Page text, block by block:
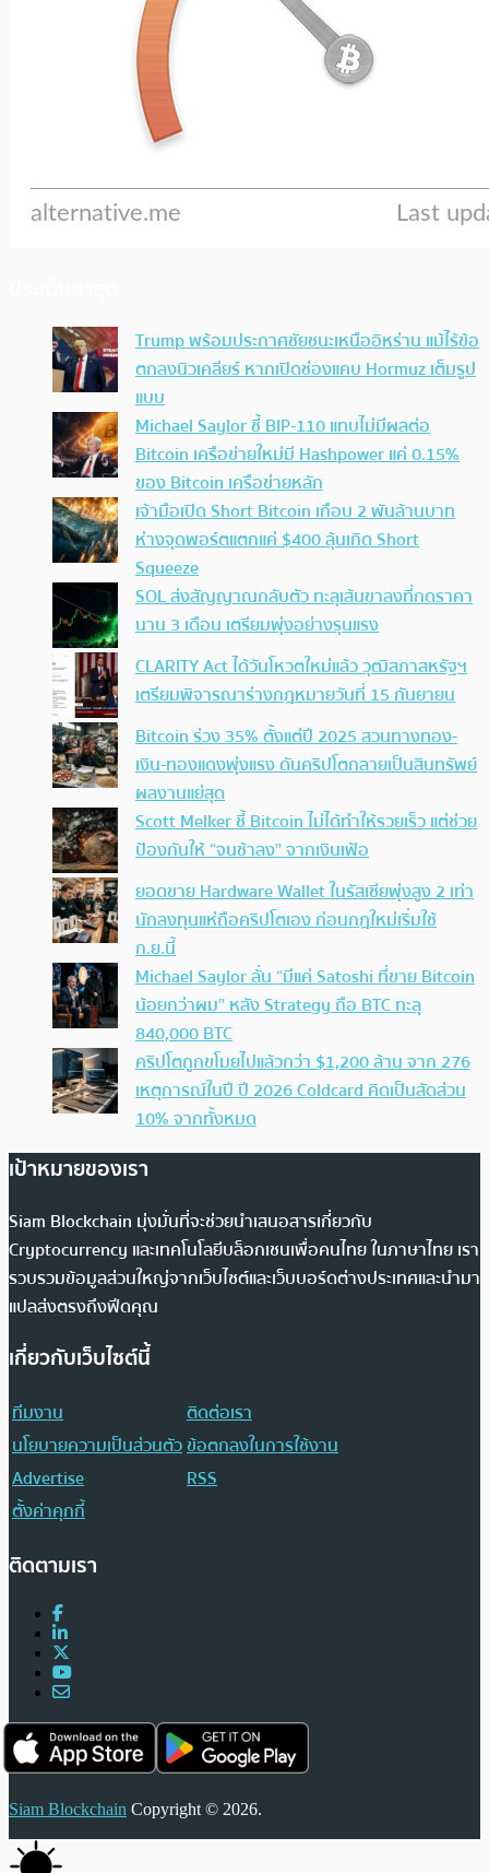
Trump พร้อมประกาศชัยชนะเหนืออิหร่าน แม้ไร้ข้อ
ตกลงนิวเคลียร์ หากเปิดช่องแคบ Hormuz เต็มรูป
แบบ
Michael Saylor ชี้ BIP-110 แทบไม่มีผลต่อ
Bitcoin เครือข่ายใหม่มี Hashpower แค่ 0.15%
ของ Bitcoin เครือข่ายหลัก
เจ้ามือเปิด Short Bitcoin เกือบ 2 พันล้านบาท
ห่างจุดพอร์ตแตกแค่ $400 ลุ้นเกิด Short
Squeeze
SOL ส่งสัญญาณกลับตัว ทะลุเส้นขาลงที่กดราคา
นาน 3 เดือน เตรียมพุ่งอย่างรุนแรง
CLARITY Act ได้วันโหวตใหม่แล้ว วุฒิสภาสหรัฐฯ
เตรียมพิจารณาร่างกฎหมายวันที่ 15 กันยายน
Bitcoin ร่วง 35% ตั้งแต่ปี 2025 สวนทางทอง-
เงิน-ทองแดงพุ่งแรง ดันคริปโตกลายเป็นสินทรัพย์
ผลงานแย่สุด
Scott Melker ชี้ Bitcoin ไม่ได้ทำให้รวยเร็ว แต่ช่วย
ป้องกันให้ “จนช้าลง” จากเงินเฟ้อ
ยอดขาย Hardware Wallet ในรัสเซียพุ่งสูง 2 เท่า
นักลงทุนแห่ถือคริปโตเอง ก่อนกฎใหม่เริ่มใช้
ก.ย.นี้
Michael Saylor ลั่น “มีแค่ Satoshi ที่ขาย Bitcoin
น้อยกว่าผม” หลัง Strategy ถือ BTC ทะลุ
840,000 BTC
คริปโตถูกขโมยไปแล้วกว่า $1,200 ล้าน จาก 276
เหตุการณ์ในปี ปี 2026 Coldcard คิดเป็นสัดส่วน
10% จากทั้งหมด
เป้าหมายของเรา
Siam Blockchain มุ่งมั่นที่จะช่วยนำเสนอสารเกี่ยวกับ
Cryptocurrency และเทคโนโลยีบล็อกเชนเพื่อคนไทย ในภาษาไทย เรา
รวบรวมข้อมูลส่วนใหญ่จากเว็บไซต์และเว็บบอร์ดต่างประเทศและนำมา
แปลส่งตรงถึงฟีดคุณ
เกี่ยวกับเว็บไซต์นี้
ทีมงาน
ติดต่อเรา
นโยบายความเป็นส่วนตัวข้อตกลงในการใช้งาน
Advertise
RSS
ตั้งค่าคุกกี้
ติดตามเรา
Siam Blockchain Copyright © 2026.